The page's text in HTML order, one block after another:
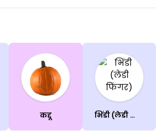
कद्दू भिंडी (लेडी फिंगर)